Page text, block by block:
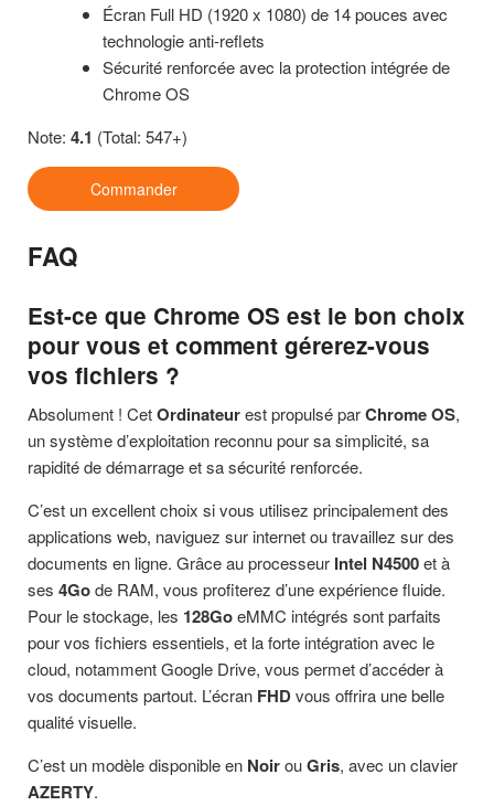
Écran Full HD (1920 x 1080) de 14 pouces avec
technologie anti-reflets
Sécurité renforcée avec la protection intégrée de
Chrome OS
Note: 4.1 (Total: 547+)
Commander
FAQ
Est-ce que Chrome OS est le bon choix
pour vous et comment gérerez-vous
vos fichiers ?
Absolument ! CetOrdinateurest propulsé parChrome OS,
un système d’exploitation reconnu pour sa simplicité, sa
rapidité de démarrage et sa sécurité renforcée.
C’est un excellent choix si vous utilisez principalement des
applications web, naviguez sur internet ou travaillez sur des
documents en ligne. Grâce au processeur Intel N4500et à
ses 4Gode RAM, vous profiterez d’une expérience fluide.
Pour le stockage, les 128GoeMMC intégrés sont parfaits
pour vos fichiers essentiels, et la forte intégration avec le
cloud, notamment Google Drive, vous permet d’accéder à
vos documents partout. L’écran FHDvous offrira une belle
qualité visuelle.
C’est un modèle disponible en NoirouGris, avec un clavier
AZERTY.